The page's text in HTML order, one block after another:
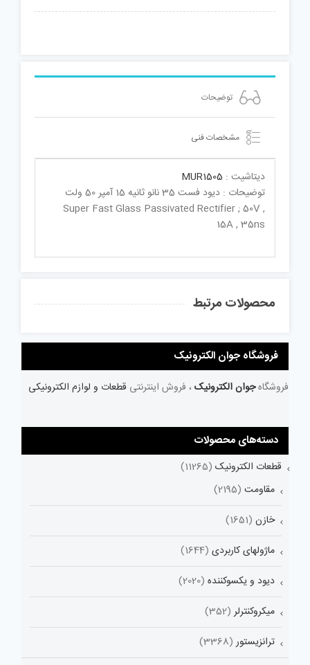
توضیحات
مشخصات فنی
دیتاشیت : MUR1505
توضیحات : دیود فست 35 نانو ثانیه 15 آمپر 50 ولت
Super Fast Glass Passivated Rectifier ; 50V ,
15A , 35ns
محصولات مرتبط
فروشگاه جوان الکترونیک
فروشگاهجوان الکترونیک ، فروش اینترنتی قطعات و لوازم الکترونیکی
دسته‌های محصولات
قطعات الکترونیک (11265)
مقاومت (2195)
خازن (1651)
ماژولهای کاربردی (1644)
دیود و یکسوکننده (2020)
میکروکنترلر (352)
ترانزیستور (3368)